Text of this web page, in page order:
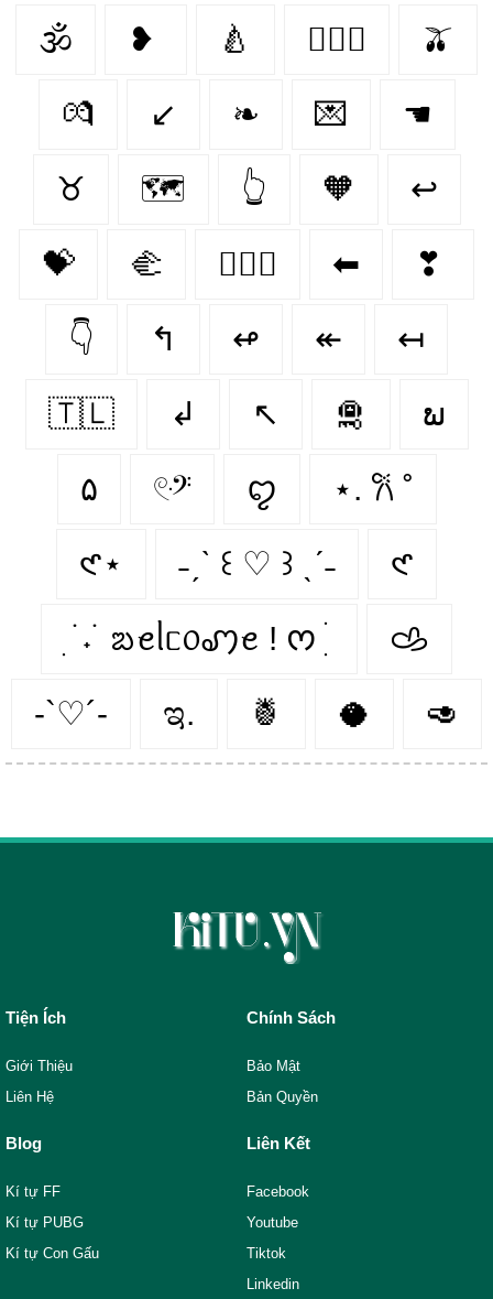
🕉 ❥ 🍐 👨‍❤️‍👨 🫒
💏 ↙ ❧ 💌 ☚
♉︎ 🗺️ 👆 🧡 ↩
💝 🫲 👩‍❤️‍👩 ⬅ ❣
👇 ↰ ↫ ↞ ↤
🇹🇱 ↲ ↖ 🛅 ພ
۵ 𓏲ּ𝄢 ꨄ︎ ⋆. 𐙚 ˚
𑣲⋆ ˗ˏˋ ꒰ ♡ ꒱ ˎˊ˗ 𑣲
ִ ࣪ ˖ ࣪ ᨰꫀᥣᥴ᥆ꩇꫀ ! ᰔ ִ ׄ 𐚁
-`♡´- ಇ. 🍍 🥥 🥑
Tiện Ích
Giới Thiệu
Liên Hệ
Chính Sách
Bảo Mật
Bản Quyền
Blog
Kí tự FF
Kí tự PUBG
Kí tự Con Gấu
Liên Kết
Facebook
Youtube
Tiktok
Linkedin